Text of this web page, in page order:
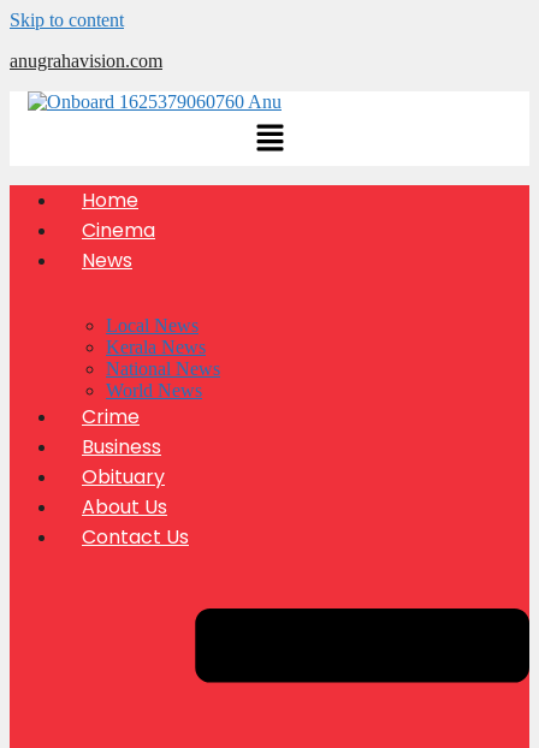
Skip to content
anugrahavision.com
Home
Cinema
News
Local News
Kerala News
National News
World News
Crime
Business
Obituary
About Us
Contact Us